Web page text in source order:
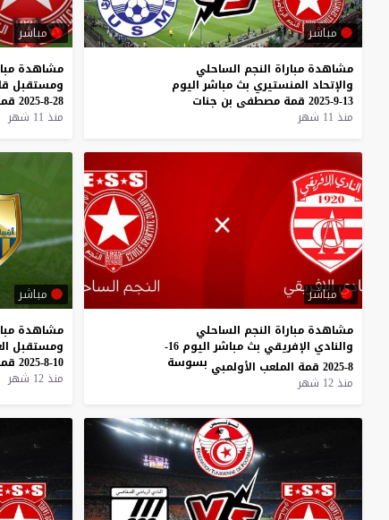
مباشر
مشاهدة مباراة النجم الساحلي
والإتحاد المنستيري بث مباشر اليوم
13-9-2025
قمة مصطفى بن جنات
منذ 11 شهر
مباشر
مشاهدة
ومستقبل
28-8-2025
منذ 11 شهر
مباشر
مشاهدة مباراة النجم الساحلي
والنادي الإفريقي بث مباشر اليوم 16-
8-2025 قمة الملعب الأولمبي
بسوسة
منذ 12 شهر
مباشر
مشاهدة
ومستقبل
10-8-2025
منذ 12 شهر